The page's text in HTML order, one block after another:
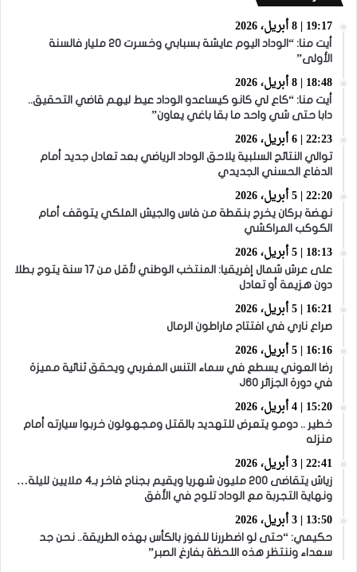
19:17 | 8 أبريل، 2026
أيت منا: “الوداد اليوم عايشة بسبابي وخسرت 20 مليار فالسنة
الأولى”
18:48 | 8 أبريل، 2026
أيت منا: “كاع لي كانو كيساعدو الوداد عيط ليهم قاضي التحقيق..
دابا حتى شي واحد ما بقا باغي يعاون”
22:23 | 6 أبريل، 2026
توالي النتائج السلبية يلاحق الوداد الرياضي بعد تعادل جديد أمام
الدفاع الحسني الجديدي
22:20 | 5 أبريل، 2026
نهضة بركان يخرج بنقطة من فاس والجيش الملكي يتوقف أمام
الكوكب المراكشي
18:13 | 5 أبريل، 2026
على عرش شمال إفريقيا: المنتخب الوطني لأقل من 17 سنة يتوج بطلا
دون هزيمة أو تعادل
16:21 | 5 أبريل، 2026
صراع ناري في افتتاح ماراطون الرمال
16:16 | 5 أبريل، 2026
رضا العوني يسطع في سماء التنس المغربي ويحقق ثنائية مميزة
في دورة الجزائر J60
15:20 | 4 أبريل، 2026
خطير .. دومو يتعرض للتهديد بالقتل ومجهولون خربوا سيارته أمام
منزله
22:41 | 3 أبريل، 2026
زياش يتقاضى 200 مليون شهريا ويقيم بجناح فاخر بـ4 ملايين لليلة…
ونهاية التجربة مع الوداد تلوح في الأفق
13:50 | 3 أبريل، 2026
حكيمي: “حتى لو اضطررنا للفوز بالكأس بهذه الطريقة.. نحن جد
سعداء وننتظر هذه اللحظة بفارغ الصبر”